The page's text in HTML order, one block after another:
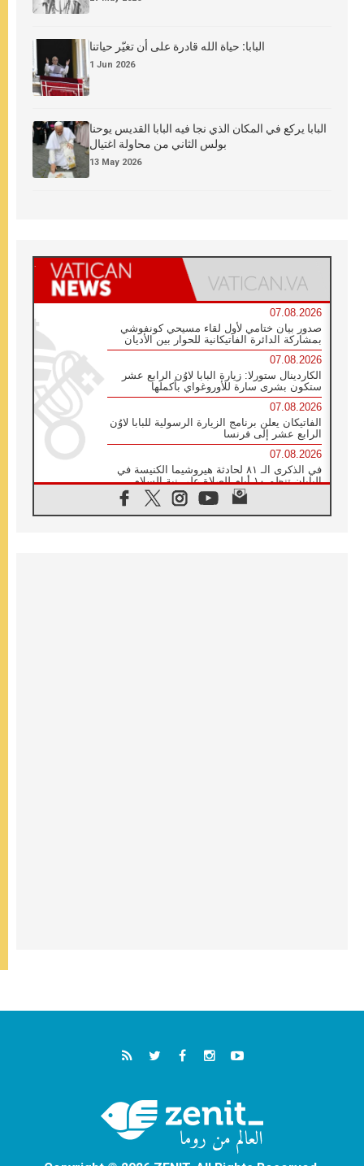
البابا: حياة الله قادرة على أن تغيّر حياتنا
1 Jun 2026
البابا يركع في المكان الذي نجا فيه البابا القديس يوحنا
بولس الثاني من محاولة اغتيال
13 May 2026
07.08.2026
صدور بيان ختامي لأول لقاء مسيحي كونفوشي
بمشاركة الدائرة الفاتيكانية للحوار بين الأديان
07.08.2026
الكاردينال ستورلا: زيارة البابا لاوُن الرابع عشر
ستكون بشرى سارة للأوروغواي بأكملها
07.08.2026
الفاتيكان يعلن برنامج الزيارة الرسولية للبابا لاوُن
الرابع عشر إلى فرنسا
07.08.2026
في الذكرى الـ ٨١ لحادثة هيروشيما الكنيسة في
اليابان تنظم ١٠ أيام للصلاة على نية السلام
الكنيسة في الأوروغواي: زيارة البابا ستعزز